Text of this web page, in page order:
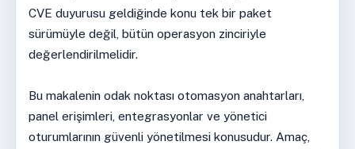
CVE duyurusu geldiğinde konu tek bir paket
sürümüyle değil, bütün operasyon zinciriyle
değerlendirilmelidir.
Bu makalenin odak noktası otomasyon anahtarları,
panel erişimleri, entegrasyonlar ve yönetici
oturumlarının güvenli yönetilmesi konusudur. Amaç,